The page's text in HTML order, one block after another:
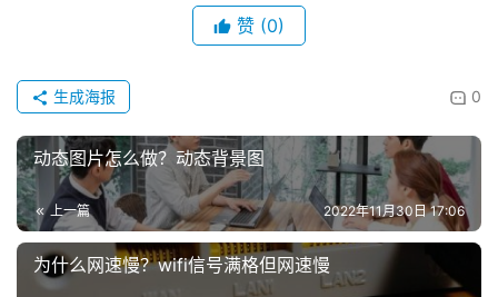
好
诗
赞 (0)
0
生成海报
动态图片怎么做？动态背景图
上一篇 2022年11月30日 17:06
为什么网速慢？wifi信号满格但网速慢